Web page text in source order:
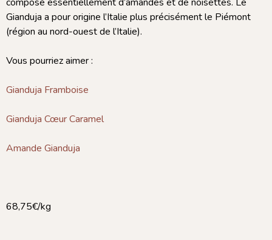
Gianduja a pour origine l’Italie plus précisément le Piémont
(région au nord-ouest de l’Italie).
Vous pourriez aimer :
Gianduja Framboise
Gianduja Cœur Caramel
Amande Gianduja
68,75€/kg